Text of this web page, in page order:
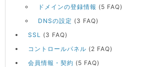
ドメインの登録情報 (5 FAQ)
DNSの設定 (3 FAQ)
SSL
(3 FAQ)
コントロールパネル (2 FAQ)
会員情報・契約 (5 FAQ)